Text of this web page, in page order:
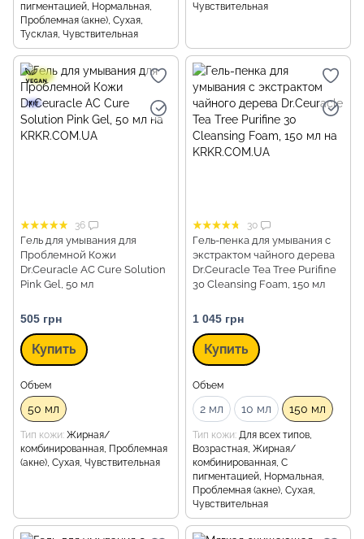
пигментацией, Нормальная,
Проблемная (акне), Сухая,
Тусклая, Чувствительная
Чувствительная
36
Гель для умывания для
Проблемной Кожи
Dr.Ceuracle АC Сure Solution
Pink Gel, 50 мл
505 грн
Купить
Объем
50 мл
Тип кожи Жирная/
комбинированная, Проблемная
(акне), Сухая, Чувствительная
30
Гель-пенка для умывания с
экстрактом чайного дерева
Dr.Ceuracle Tea Tree Purifine
30 Cleansing Foam, 150 мл
1 045 грн
Купить
Объем
2 мл 10 мл 150 мл
Тип кожи Для всех типов,
Возрастная, Жирная/
комбинированная, С
пигментацией, Нормальная,
Проблемная (акне), Сухая,
Чувствительная